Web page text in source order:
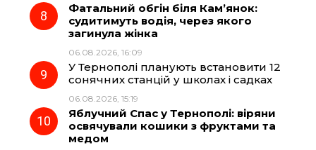
Фатальний обгін біля Кам’янок:
судитимуть водія, через якого
загинула жінка
06.08.2026, 16:09
У Тернополі планують встановити 12
сонячних станцій у школах і садках
06.08.2026, 15:19
Яблучний Спас у Тернополі: віряни
освячували кошики з фруктами та
медом